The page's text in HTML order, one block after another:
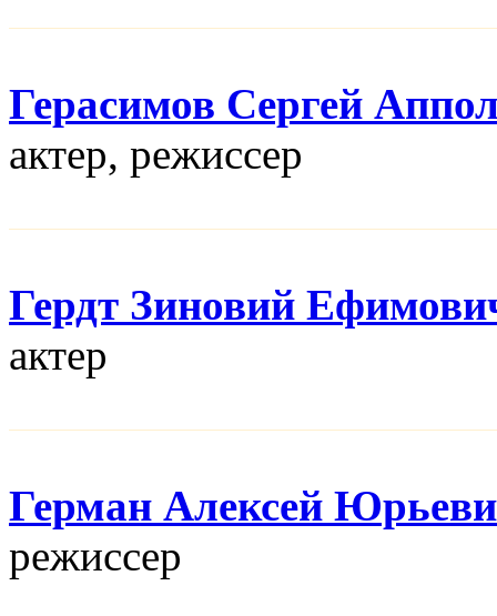
Герасимов Сергей
актер, режисcер
Гердт Зиновий
актер
Герман Алексей
режисcер